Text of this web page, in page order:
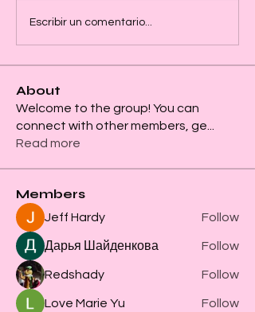
Escribir un comentario...
About
Welcome to the group! You can
connect with other members, ge...
Read more
Members
Jeff Hardy Follow
Дарья Шайденкова Follow
Redshady Follow
Love Marie Yu Follow